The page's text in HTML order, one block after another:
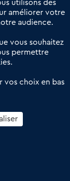
transactions
commerce de
utilisons des
améliorer votre
audience.
vous souhaitez
permettre
vos choix en bas